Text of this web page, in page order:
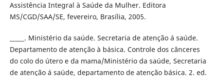
Assistência Integral à Saúde da Mulher. Editora
MS/CGD/SAA/SE, fevereiro, Brasília, 2005.
_____. Ministério da saúde. Secretaria de atenção á saúde.
Departamento de atenção à básica. Controle dos cânceres
do colo do útero e da mama/Ministério da saúde, Secretaria
de atenção á saúde, departamento de atenção básica. 2. ed.